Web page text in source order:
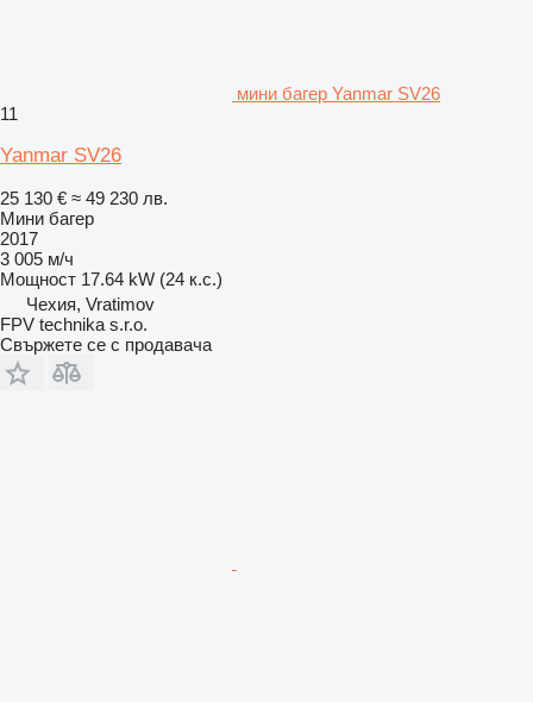
мини багер Yanmar SV26
11
Yanmar SV26
25 130 € ≈ 49 230 лв.
Мини багер
2017
3 005 м/ч
Мощност 17.64 kW (24 к.с.)
Чехия, Vratimov
FPV technika s.r.o.
Свържете се с продавача